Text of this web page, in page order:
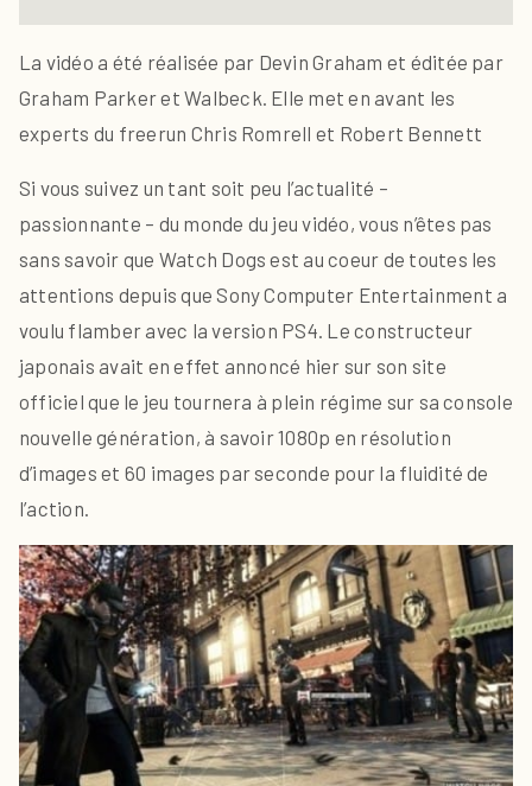
La vidéo a été réalisée par Devin Graham et éditée par
Graham Parker et Walbeck. Elle met en avant les
experts du freerun Chris Romrell et Robert Bennett
Si vous suivez un tant soit peu l’actualité –
passionnante – du monde du jeu vidéo, vous n’êtes pas
sans savoir que Watch Dogs est au coeur de toutes les
attentions depuis que Sony Computer Entertainment a
voulu flamber avec la version PS4. Le constructeur
japonais avait en effet annoncé hier sur son site
officiel que le jeu tournera à plein régime sur sa console
nouvelle génération, à savoir 1080p en résolution
d’images et 60 images par seconde pour la fluidité de
l’action.